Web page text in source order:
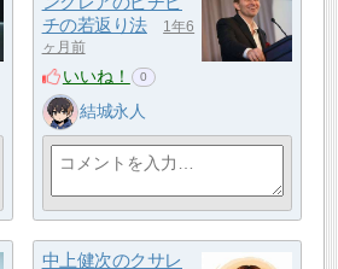
チの若返り法
1年6
ヶ月前
いいね！ 0
結城永人
中上健次のクサレ